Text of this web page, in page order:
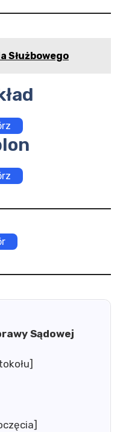
Służbowego
Sądowej